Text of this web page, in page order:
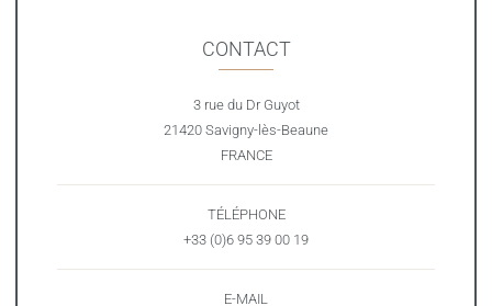
CONTACT
3 rue du Dr Guyot
21420 Savigny-lès-Beaune
FRANCE
TÉLÉPHONE
+33 (0)6 95 39 00 19
E-MAIL